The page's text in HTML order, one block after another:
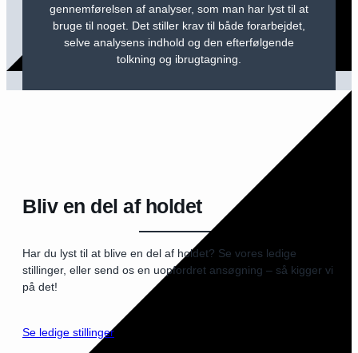
gennemførelsen af analyser, som man har lyst til at
bruge til noget. Det stiller krav til både forarbejdet,
selve analysens indhold og den efterfølgende
tolkning og ibrugtagning.
Bliv en del af holdet
Har du lyst til at blive en del af holdet? Se vores ledige
stillinger, eller send os en uopfordret ansøgning – så kigger vi
på det!
Se ledige stillinger